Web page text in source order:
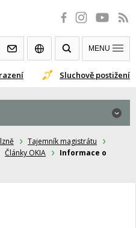
Sluchově postižení
MENU
Tajemník magistrátu
Články OKIA
Informace o